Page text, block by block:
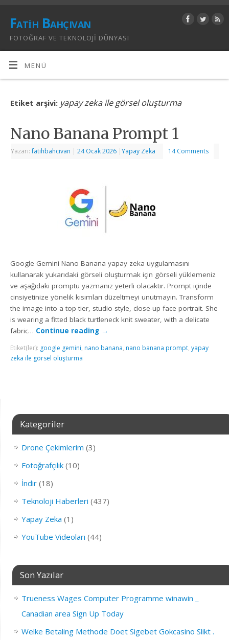
Fatih Bahçıvan
FOTOĞRAF VE TEKNOLOJI DÜNYASI
MENÜ
Etiket arşivi: yapay zeka ile görsel oluşturma
Nano Banana Prompt 1
Yazarı:fatihbahcivan | 24 Ocak 2026 |Yapay Zeka 14 Comments
Google Gemini Nano Banana yapay zeka uygulamasını
kullanarak yukarıdaki görseli oluşturmak için görseli yüklemeniz
ve aşağıdaki promptu yazmanız yeterli olacaktır. Prompt içinde
cinsiyetinize yönelik kısımları düzeltmeyi unutmayın. Transform
the image into a top-tier, studio-style, close-up face portrait. She
is wearing a fitted black turtleneck knit sweater, with a delicate
fabric… Continue reading →
Etiket(ler): google gemini, nano banana, nano banana prompt,yapay
zeka ile görsel oluşturma
Kategoriler
Drone Çekimlerim (3)
Fotoğrafçılık(10)
İndir(18)
Teknoloji Haberleri (437)
Yapay Zeka (1)
YouTube Videoları (44)
Son Yazılar
Trueness Wages Computer Programme winawin _
Canadian area Sign Up Today
Welke Betaling Methode Doet Sigebet Gokcasino Slikt .